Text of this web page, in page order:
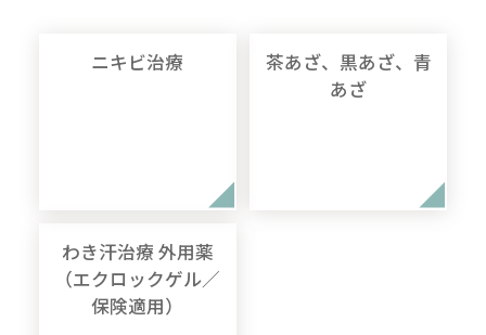
ニキビ治療
茶あざ、黒あざ、青
あざ
わき汗治療 外用薬
（エクロックゲル／
保険適用）